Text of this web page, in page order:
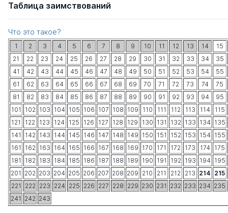
Таблица заимствований
Что это такое?
1 2 3 4 5 6 7 8 9 10 11 12 13 14
15
21
22 23 24 25 26 27 28 29 30 31 32 33 34
35
41
42 43 44 45 46 47 48 49 50 51 52 53 54
55
61
62 63 64 65 66 67 68 69 70 71 72 73 74
75
81
82 83 84 85 86 87 88 89 90 91 92 93 94
95
101
102 103 104 105 106 107 108 109 110 111 112 113 114
115
121
122 123 124 125 126 127 128 129 130 131 132 133 134 135
141
142 143 144 145 146 147 148 149 150 151 152 153 154 155
161
162 163 164 165 166 167 168 169 170 171 172 173 174
175
181
182 183 184 185 186 187 188 189 190 191 192 193 194 195
201 202 203 204 205 206 207 208 209 210 211 212 213 214 215
221
222 223 224 225 226 227 228 229 230 231 232 233 234 235
241 242 243